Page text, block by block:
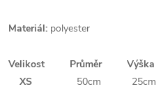
Materiál: polyester
Velikost Průměr Výška
XS 50cm 25cm